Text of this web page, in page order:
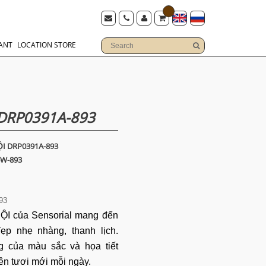
LOCATION STORE
893
DRP0391A-893
893
của Sensorial mang đến
nhẹ nhàng, thanh lịch.
của màu sắc và họa tiết
tươi mới mỗi ngày.